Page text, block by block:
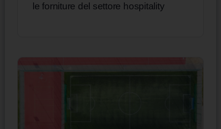
le forniture del settore hospitality